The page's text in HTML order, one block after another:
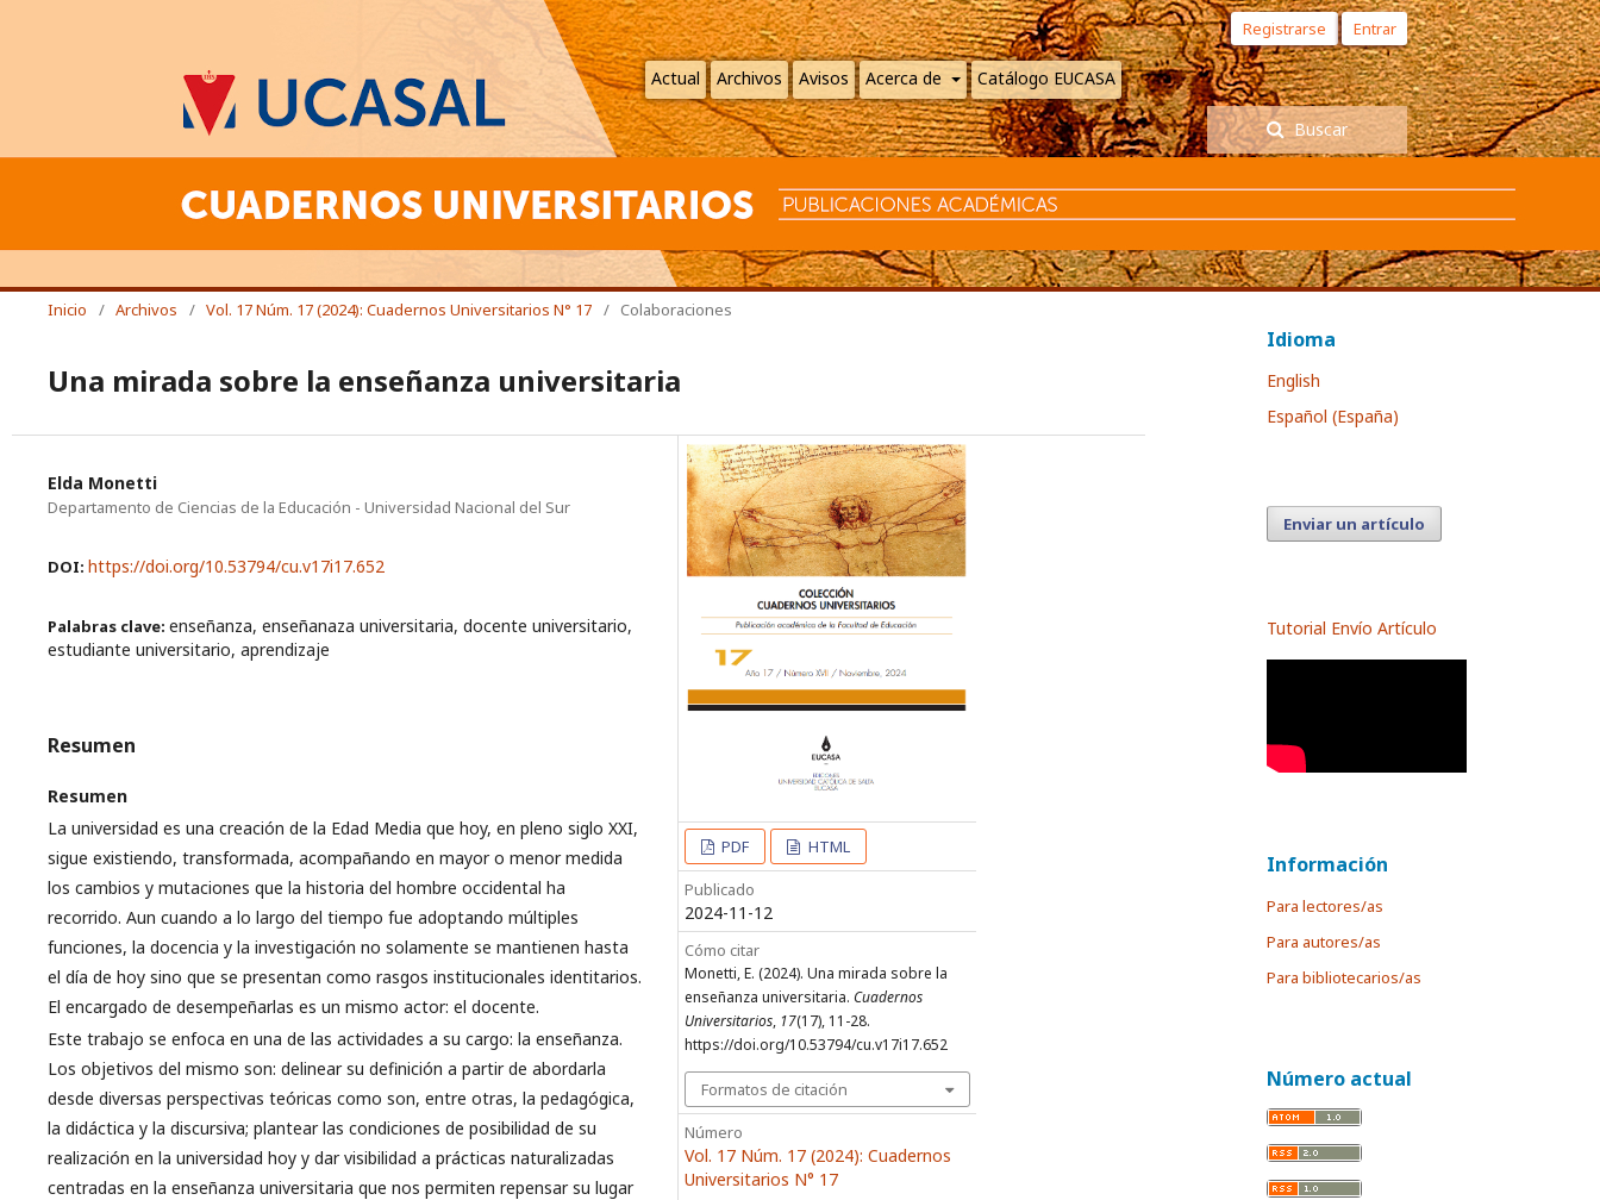
Actual Archivos Avisos Acerca de Catálogo EUCASA
Buscar
Registrarse Entrar
Inicio / Archivos / Vol. 17 Núm. 17 (2024): Cuadernos Universitarios N° 17 / Colaboraciones
Una mirada sobre la enseñanza universitaria
Elda Monetti
Departamento de Ciencias de la Educación - Universidad Nacional del Sur
DOI: https://doi.org/10.53794/cu.v17i17.652
Palabras clave: enseñanza, enseñanaza universitaria, docente universitario,
estudiante universitario, aprendizaje
Resumen
Resumen
La universidad es una creación de la Edad Media que hoy, en pleno siglo XXI,
sigue existiendo, transformada, acompañando en mayor o menor medida
los cambios y mutaciones que la historia del hombre occidental ha
recorrido. Aun cuando a lo largo del tiempo fue adoptando múltiples
funciones, la docencia y la investigación no solamente se mantienen hasta
el día de hoy sino que se presentan como rasgos institucionales identitarios.
El encargado de desempeñarlas es un mismo actor: el docente.
Este trabajo se enfoca en una de las actividades a su cargo: la enseñanza.
Los objetivos del mismo son: delinear su definición a partir de abordarla
desde diversas perspectivas teóricas como son, entre otras, la pedagógica,
la didáctica y la discursiva; plantear las condiciones de posibilidad de su
realización en la universidad hoy y dar visibilidad a prácticas naturalizadas
centradas en la enseñanza universitaria que nos permiten repensar su lugar
PDF
HTML
Publicado
2024-11-12
Cómo citar
Monetti, E. (2024). Una mirada sobre la
enseñanza universitaria. Cuadernos
Universitarios, 17(17), 11-28.
https://doi.org/10.53794/cu.v17i17.652
Formatos de citación
Número
Vol. 17 Núm. 17 (2024): Cuadernos
Universitarios N° 17
Idioma
English
Español (España)
Enviar un artículo
Tutorial Envío Artículo
Información
Para lectores/as
Para autores/as
Para bibliotecarios/as
Número actual